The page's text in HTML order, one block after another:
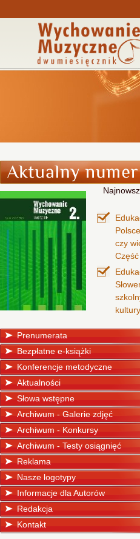
czy
Część
kultury
Prenumerata
Bezpłatne e-książki
Konferencje metodyczne
Aktualności
Słowa wstępne
Archiwum - Galerie zdjęć
Archiwum - Konkursy
Archiwum - Testy osiągnięć
Reklama
Nasze logotypy
Informacje dla Autorów
Redakcja
Kontakt